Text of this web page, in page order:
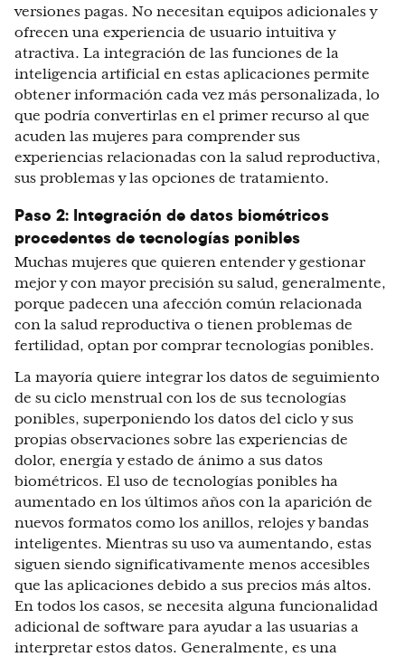
versiones pagas. No necesitan equipos adicionales y
ofrecen una experiencia de usuario intuitiva y
atractiva. La integración de las funciones de la
inteligencia artificial en estas aplicaciones permite
obtener información cada vez más personalizada, lo
que podría convertirlas en el primer recurso al que
acuden las mujeres para comprender sus
experiencias relacionadas con la salud reproductiva,
sus problemas y las opciones de tratamiento.
Paso 2: Integración de datos biométricos
procedentes de tecnologías ponibles
Muchas mujeres que quieren entender y gestionar
mejor y con mayor precisión su salud, generalmente,
porque padecen una afección común relacionada
con la salud reproductiva o tienen problemas de
fertilidad, optan por comprar tecnologías ponibles.
La mayoría quiere integrar los datos de seguimiento
de su ciclo menstrual con los de sus tecnologías
ponibles, superponiendo los datos del ciclo y sus
propias observaciones sobre las experiencias de
dolor, energía y estado de ánimo a sus datos
biométricos. El uso de tecnologías ponibles ha
aumentado en los últimos años con la aparición de
nuevos formatos como los anillos, relojes y bandas
inteligentes. Mientras su uso va aumentando, estas
siguen siendo significativamente menos accesibles
que las aplicaciones debido a sus precios más altos.
En todos los casos, se necesita alguna funcionalidad
adicional de software para ayudar a las usuarias a
interpretar estos datos. Generalmente, es una